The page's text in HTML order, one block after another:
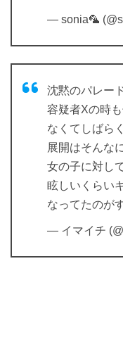
— sonia🦜
沈黙のパレー
容疑者Xの時
なくてしばら
展開はそんな
女の子に対し
眩しいくらい
なってたのが
— イマイチ